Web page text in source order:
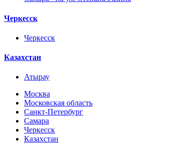
Черкесск
Черкесск
Казахстан
Атырау
Москва
Московская область
Санкт-Петербург
Самара
Черкесск
Казахстан